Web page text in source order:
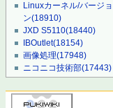
Linuxカーネル/バージョ
ン(18910)
JXD S5110(18440)
IBOutlet(18154)
画像処理(17948)
ニコニコ技術部(17443)